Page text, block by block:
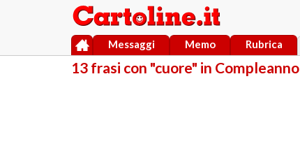
Messaggi Memo Rubrica
13 frasi con "cuore" in Compleanno